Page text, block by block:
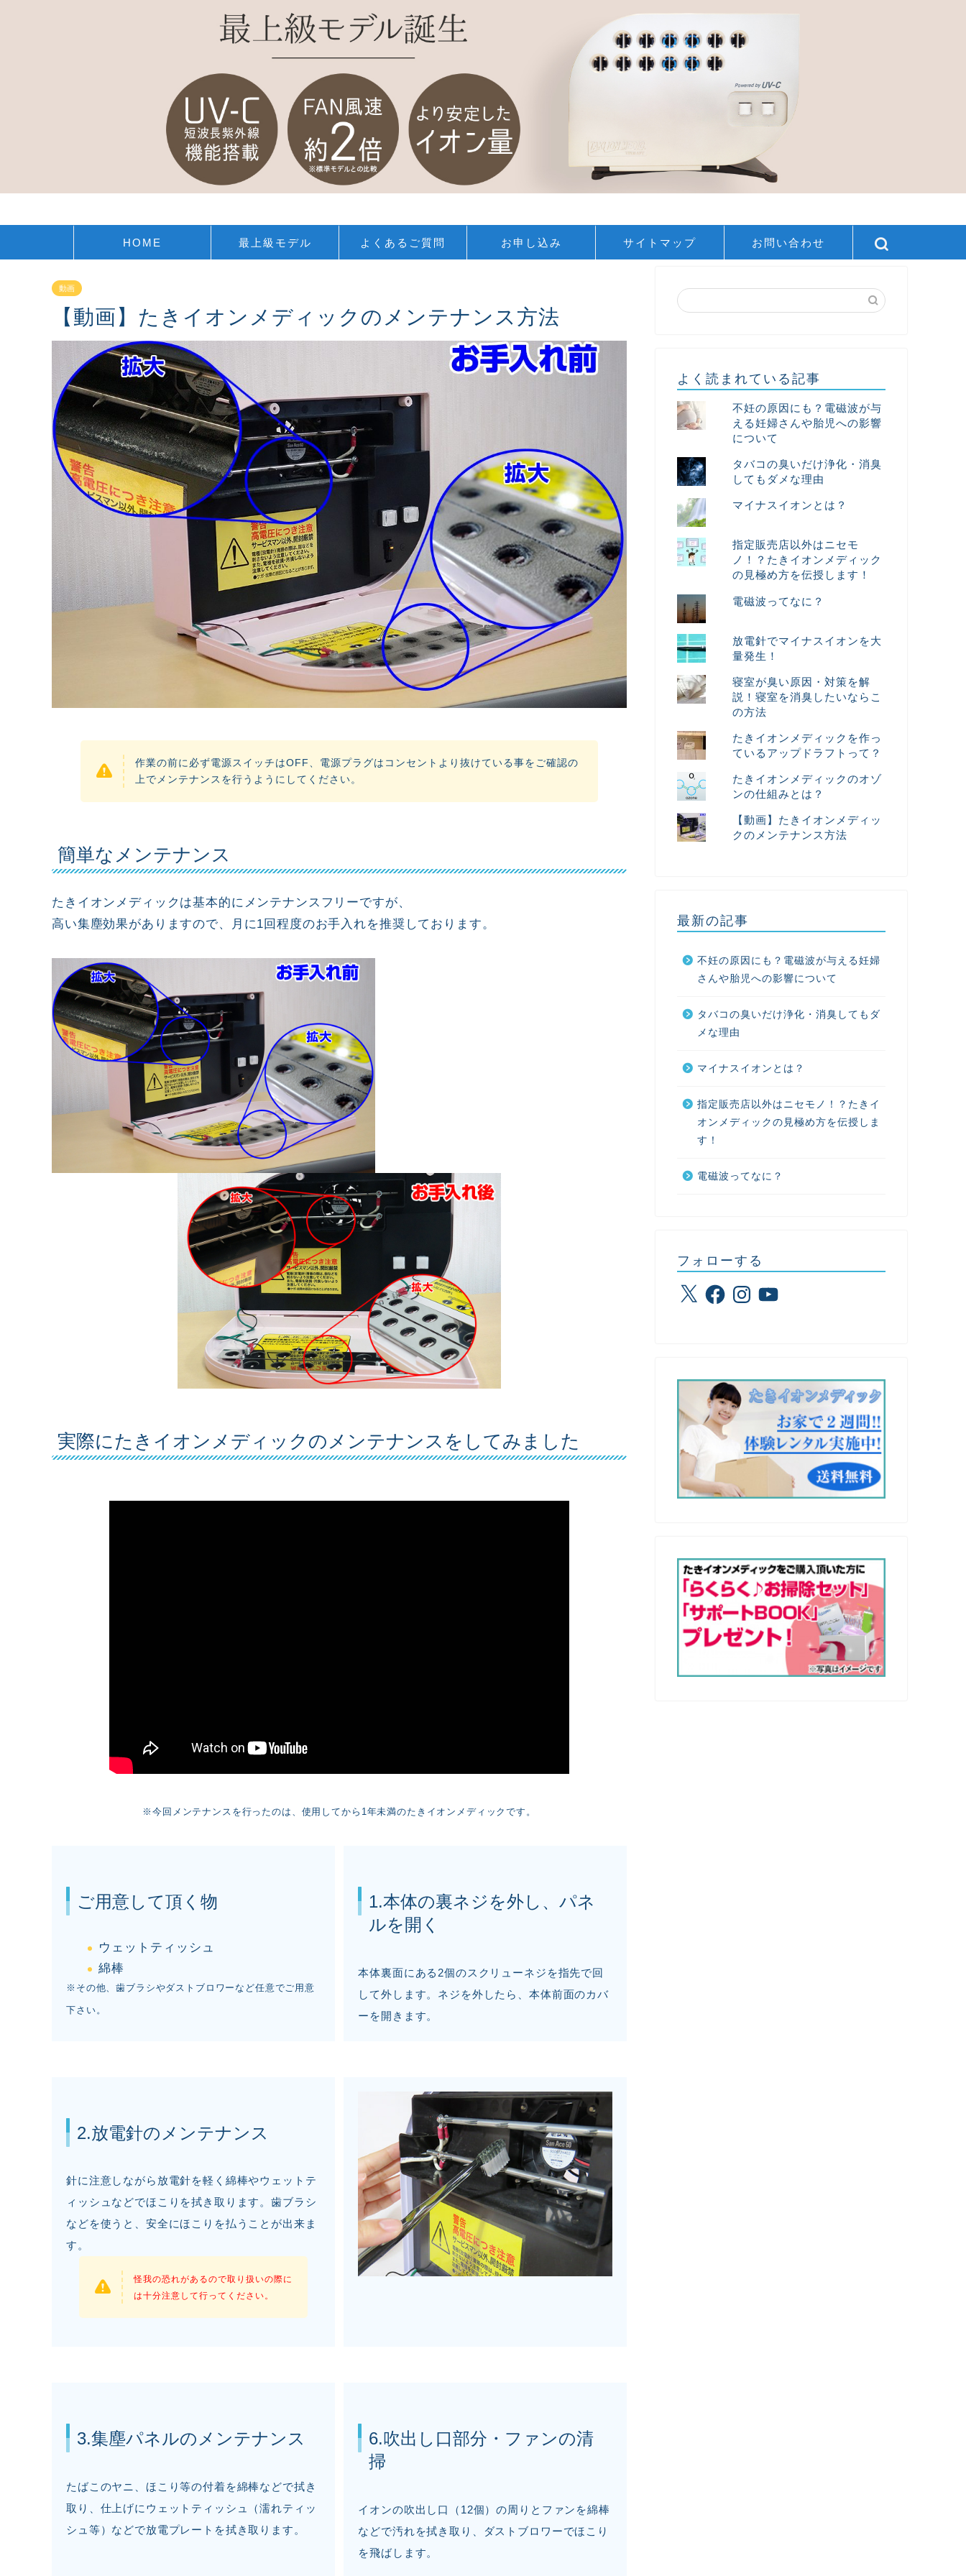
HOME 最上級モデル よくあるご質問 お申し込み サイトマップ お問い合わせ
動画
【動画】たきイオンメディックのメンテナンス方法
作業の前に必ず電源スイッチはOFF、電源プラグはコンセントより抜けている事をご確認の
上でメンテナンスを行うようにしてください。
簡単なメンテナンス
たきイオンメディックは基本的にメンテナンスフリーですが、
高い集塵効果がありますので、月に1回程度のお手入れを推奨しております。
実際にたきイオンメディックのメンテナンスをしてみました
※今回メンテナンスを行ったのは、使用してから1年未満のたきイオンメディックです。
ご用意して頂く物
ウェットティッシュ
綿棒
※その他、歯ブラシやダストブロワーなど任意でご用意
下さい。
1.本体の裏ネジを外し、パネ
ルを開く
本体裏面にある2個のスクリューネジを指先で回
して外します。ネジを外したら、本体前面のカバ
ーを開きます。
2.放電針のメンテナンス
針に注意しながら放電針を軽く綿棒やウェットテ
ィッシュなどでほこりを拭き取ります。歯ブラシ
などを使うと、安全にほこりを払うことが出来ま
す。
怪我の恐れがあるので取り扱いの際に
は十分注意して行ってください。
3.集塵パネルのメンテナンス
たばこのヤニ、ほこり等の付着を綿棒などで拭き
取り、仕上げにウェットティッシュ（濡れティッ
シュ等）などで放電プレートを拭き取ります。
6.吹出し口部分・ファンの清
掃
イオンの吹出し口（12個）の周りとファンを綿棒
などで汚れを拭き取り、ダストブロワーでほこり
を飛ばします。
よく読まれている記事
不妊の原因にも？電磁波が与
える妊婦さんや胎児への影響
について
タバコの臭いだけ浄化・消臭
してもダメな理由
マイナスイオンとは？
指定販売店以外はニセモ
ノ！？たきイオンメディック
の見極め方を伝授します！
電磁波ってなに？
放電針でマイナスイオンを大
量発生！
寝室が臭い原因・対策を解
説！寝室を消臭したいならこ
の方法
たきイオンメディックを作っ
ているアップドラフトって？
たきイオンメディックのオゾ
ンの仕組みとは？
【動画】たきイオンメディッ
クのメンテナンス方法
最新の記事
不妊の原因にも？電磁波が与える妊婦
さんや胎児への影響について
タバコの臭いだけ浄化・消臭してもダ
メな理由
マイナスイオンとは？
指定販売店以外はニセモノ！？たきイ
オンメディックの見極め方を伝授しま
す！
電磁波ってなに？
フォローする